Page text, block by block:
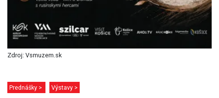
Zdroj: Vsmuzem.sk
Prednášky > Výstavy >